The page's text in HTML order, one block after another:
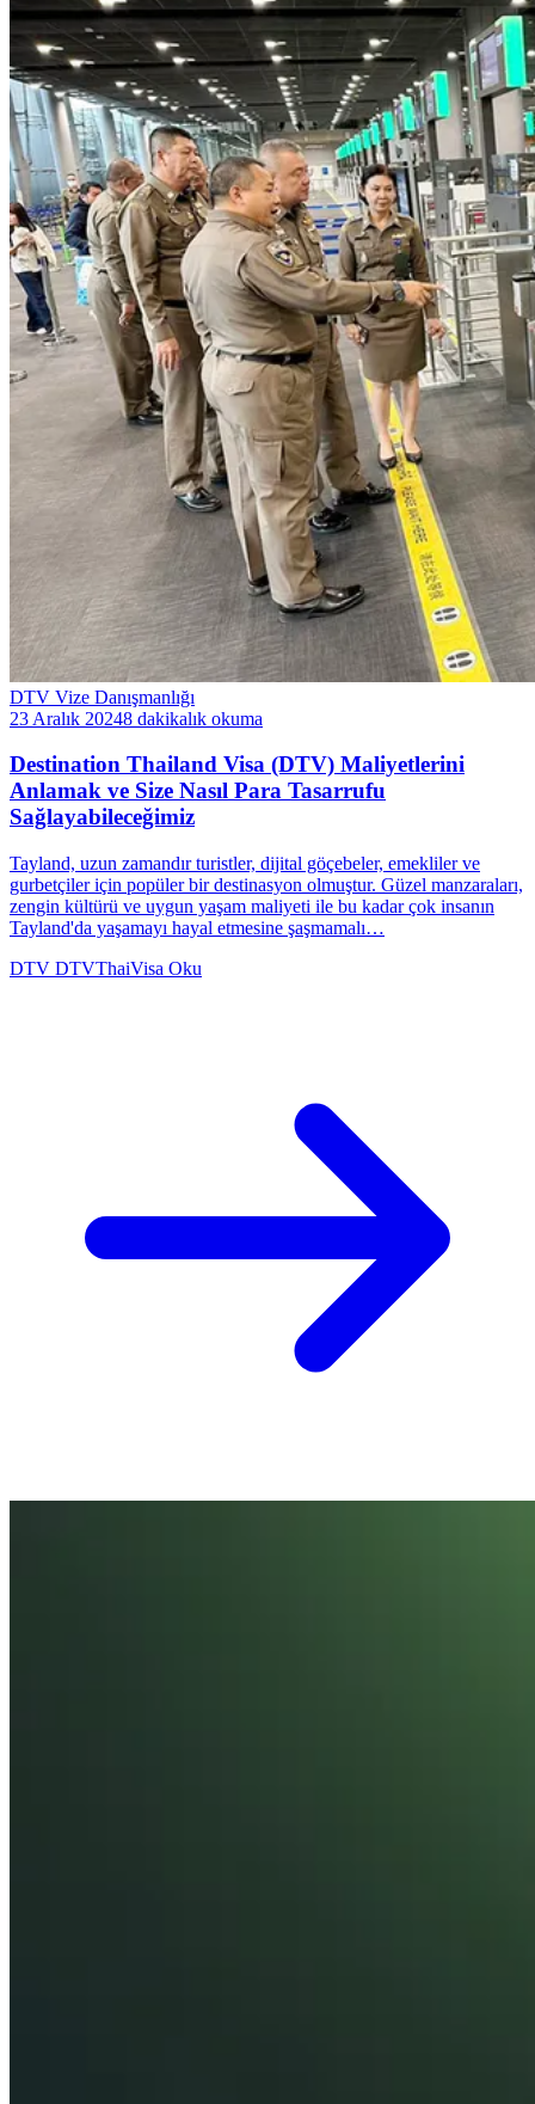
DTV Vize Danışmanlığı
23 Aralık 20248 dakikalık okuma
Destination Thailand Visa (DTV) Maliyetlerini
Anlamak ve Size Nasıl Para Tasarrufu
Sağlayabileceğimiz
Tayland, uzun zamandır turistler, dijital göçebeler, emekliler ve
gurbetçiler için popüler bir destinasyon olmuştur. Güzel manzaraları,
zengin kültürü ve uygun yaşam maliyeti ile bu kadar çok insanın
Tayland'da yaşamayı hayal etmesine şaşmamalı…
DTV DTVThaiVisa Oku